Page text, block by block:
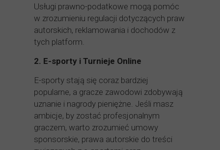
Usługi prawno-podatkowe mogą pomóc
w zrozumieniu regulacji dotyczących praw
autorskich, reklamowania i dochodów z
tych platform.
2. E-sporty i Turnieje Online
E-sporty stają się coraz bardziej
popularne, a gracze zawodowi zdobywają
uznanie i nagrody pieniężne. Jeśli masz
ambicje, by zostać profesjonalnym
graczem, warto zrozumieć umowy
sponsorskie, prawa autorskie do treści